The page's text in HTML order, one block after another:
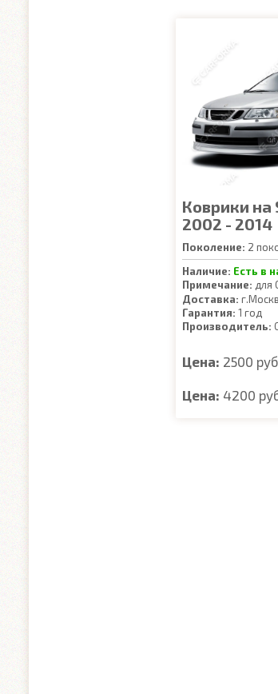
Коврики на
2002 - 2014
Поколение: 2
Наличие: Есть в
Примечание: для
Доставка:
Гарантия: 1 год
Производитель:
Цена: 2500 руб.
Цена: 4200